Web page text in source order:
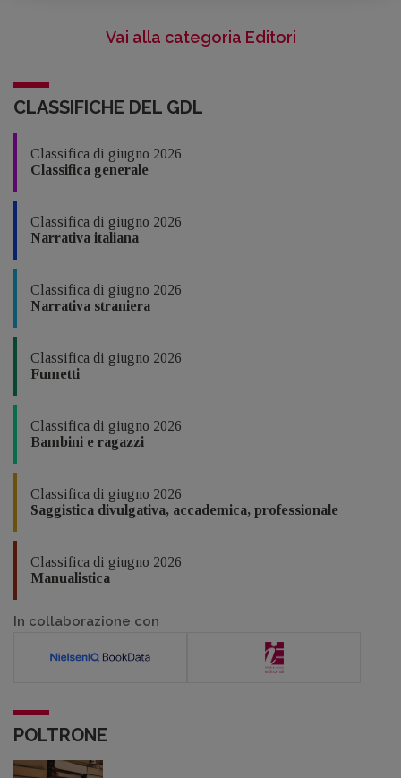
Vai alla categoria Editori
CLASSIFICHE DEL GDL
Classifica di giugno 2026
Classifica generale
Classifica di giugno 2026
Narrativa italiana
Classifica di giugno 2026
Narrativa straniera
Classifica di giugno 2026
Fumetti
Classifica di giugno 2026
Bambini e ragazzi
Classifica di giugno 2026
Saggistica divulgativa, accademica, professionale
Classifica di giugno 2026
Manualistica
In collaborazione con
POLTRONE